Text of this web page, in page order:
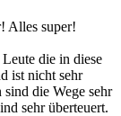
Alles super!
die in diese
ist nicht sehr
die Wege sehr
sehr überteuert.